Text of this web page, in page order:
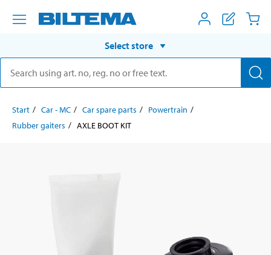
Select store
Start Car - MC Car spare parts
Powertrain
Rubber gaiters
AXLE BOOT KIT